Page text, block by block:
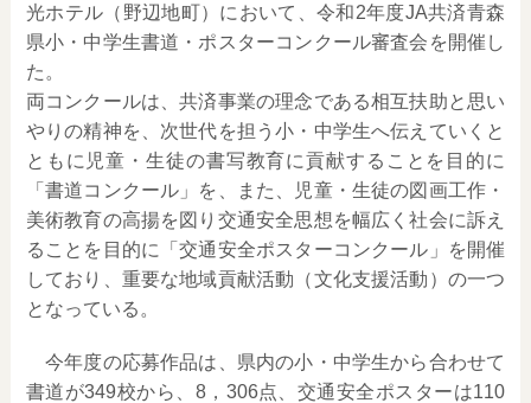
光ホテル（野辺地町）において、令和2年度JA共済青森
県小・中学生書道・ポスターコンクール審査会を開催し
た。
両コンクールは、共済事業の理念である相互扶助と思い
やりの精神を、次世代を担う小・中学生へ伝えていくと
ともに児童・生徒の書写教育に貢献することを目的に
「書道コンクール」を、また、児童・生徒の図画工作・
美術教育の高揚を図り交通安全思想を幅広く社会に訴え
ることを目的に「交通安全ポスターコンクール」を開催
しており、重要な地域貢献活動（文化支援活動）の一つ
となっている。
今年度の応募作品は、県内の小・中学生から合わせて
書道が349校から、8，306点、交通安全ポスターは110